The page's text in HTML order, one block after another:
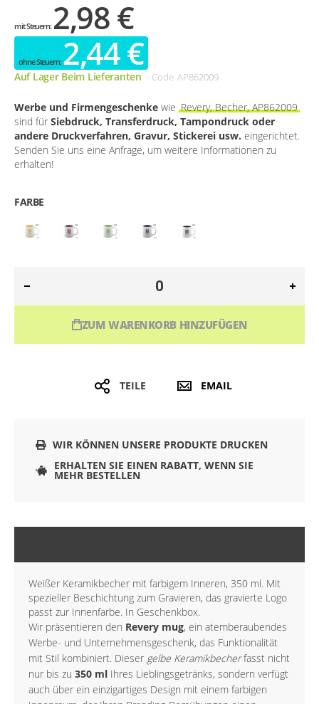
2,98 €
2,44 €
Auf Lager Beim Lieferanten Code AP862009
Werbe und Firmengeschenke wie Revery, Becher, AP862009
sind für Siebdruck, Transferdruck, Tampondruck oder
andere Druckverfahren, Gravur, Stickerei usw. eingerichtet.
Senden Sie uns eine Anfrage, um weitere Informationen zu
erhalten!
FARBE
ZUM WARENKORB HINZUFÜGEN
TEILE EMAIL
WIR KÖNNEN UNSERE PRODUKTE DRUCKEN
ERHALTEN SIE EINEN RABATT, WENN SIE
MEHR BESTELLEN
Weißer Keramikbecher mit farbigem Inneren, 350 ml. Mit
spezieller Beschichtung zum Gravieren, das gravierte Logo
passt zur Innenfarbe. In Geschenkbox.
Wir präsentieren den Revery mug, ein atemberaubendes
Werbe- und Unternehmensgeschenk, das Funktionalität
mit Stil kombiniert. Dieser gelbe Keramikbecherfasst nicht
nur bis zu 350 ml Ihres Lieblingsgetränks, sondern verfügt
auch über ein einzigartiges Design mit einem farbigen